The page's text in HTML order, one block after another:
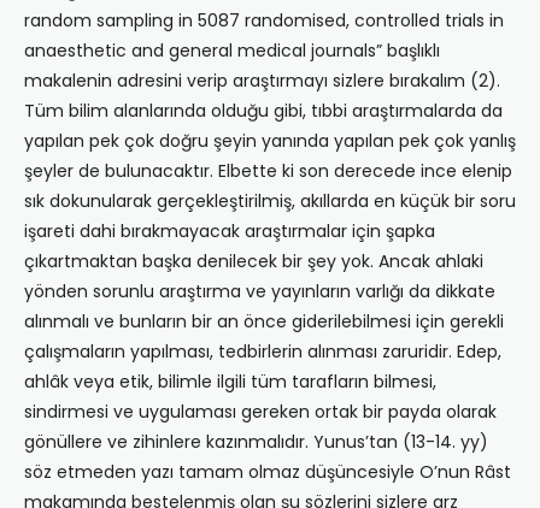
random sampling in 5087 randomised, controlled trials in
anaesthetic and general medical journals” başlıklı
makalenin adresini verip araştırmayı sizlere bırakalım (2).
Tüm bilim alanlarında olduğu gibi, tıbbi araştırmalarda da
yapılan pek çok doğru şeyin yanında yapılan pek çok yanlış
şeyler de bulunacaktır. Elbette ki son derecede ince elenip
sık dokunularak gerçekleştirilmiş, akıllarda en küçük bir soru
işareti dahi bırakmayacak araştırmalar için şapka
çıkartmaktan başka denilecek bir şey yok. Ancak ahlaki
yönden sorunlu araştırma ve yayınların varlığı da dikkate
alınmalı ve bunların bir an önce giderilebilmesi için gerekli
çalışmaların yapılması, tedbirlerin alınması zaruridir. Edep,
ahlâk veya etik, bilimle ilgili tüm tarafların bilmesi,
sindirmesi ve uygulaması gereken ortak bir payda olarak
gönüllere ve zihinlere kazınmalıdır. Yunus’tan (13-14. yy)
söz etmeden yazı tamam olmaz düşüncesiyle O’nun Râst
makamında bestelenmiş olan şu sözlerini sizlere arz